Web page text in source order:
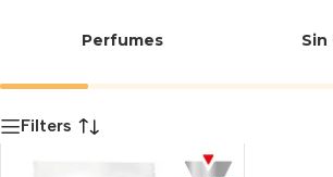
Perfumes Sin
Filters